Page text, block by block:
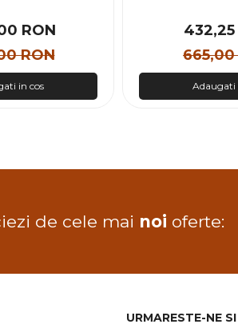
RON
RON
in cos
432,25
665,00
Adaugati
de cele mai noi oferte:
URMARESTE-NE